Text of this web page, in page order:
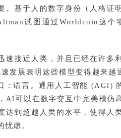
。基于人的数字身份（人格证
试图通过Worldcoin这个
速接近人类，并且已经在许多
发展表明这些模型变得越来越
：语言。通用人工智能 (AGI)
AI可以在数字交互中完美模
达到超越人类的水平，使得人
忧虑。